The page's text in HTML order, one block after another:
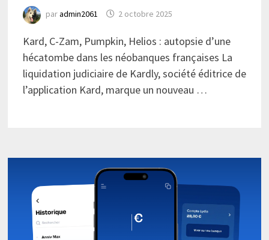
paradmin2061 2 octobre 2025
Kard, C-Zam, Pumpkin, Helios : autopsie d’une
hécatombe dans les néobanques françaises La
liquidation judiciaire de Kardly, société éditrice de
l’application Kard, marque un nouveau …